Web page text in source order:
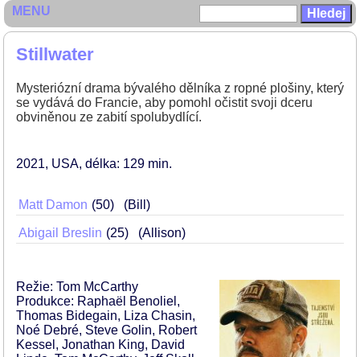
Stillwater
Mysteriózní drama bývalého dělníka z ropné plošiny, který
se vydává do Francie, aby pomohl očistit svoji dceru
obviněnou ze zabití spolubydlící.
2021 USA délka: 129 min
Matt Damon 50 (Bill)
Abigail Breslin 25 (Allison)
Režie: Tom McCarthy
Produkce: Raphaël Benoliel,
Thomas Bidegain, Liza Chasin,
Noé Debré, Steve Golin, Robert
Kessel, Jonathan King, David
MENU